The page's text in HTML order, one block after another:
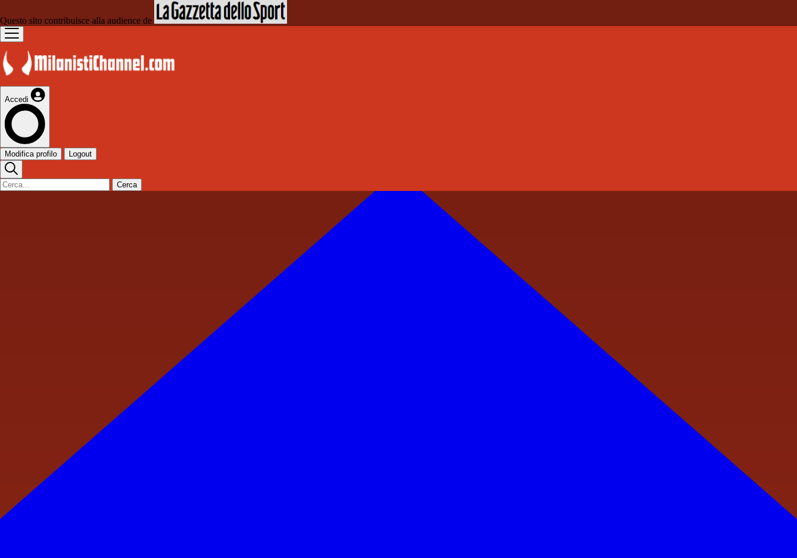
Questo sito contribuisce alla audience de
Accedi
Modifica profilo Logout
Cerca